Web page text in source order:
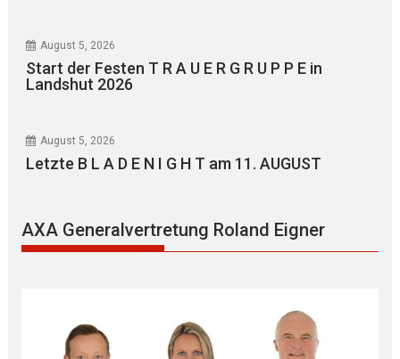
August 5, 2026
Start der Festen T R A U E R G R U P P E in
Landshut 2026
August 5, 2026
Letzte B L A D E N I G H T am 11. AUGUST
AXA Generalvertretung Roland Eigner